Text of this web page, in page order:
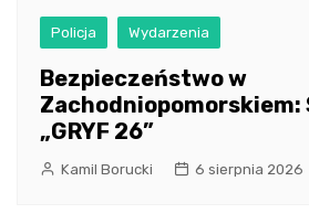
Policja Wydarzenia
Bezpieczeństwo w
Zachodniopomorskiem:
„GRYF 26”
Kamil Borucki 6 sierpnia 2026